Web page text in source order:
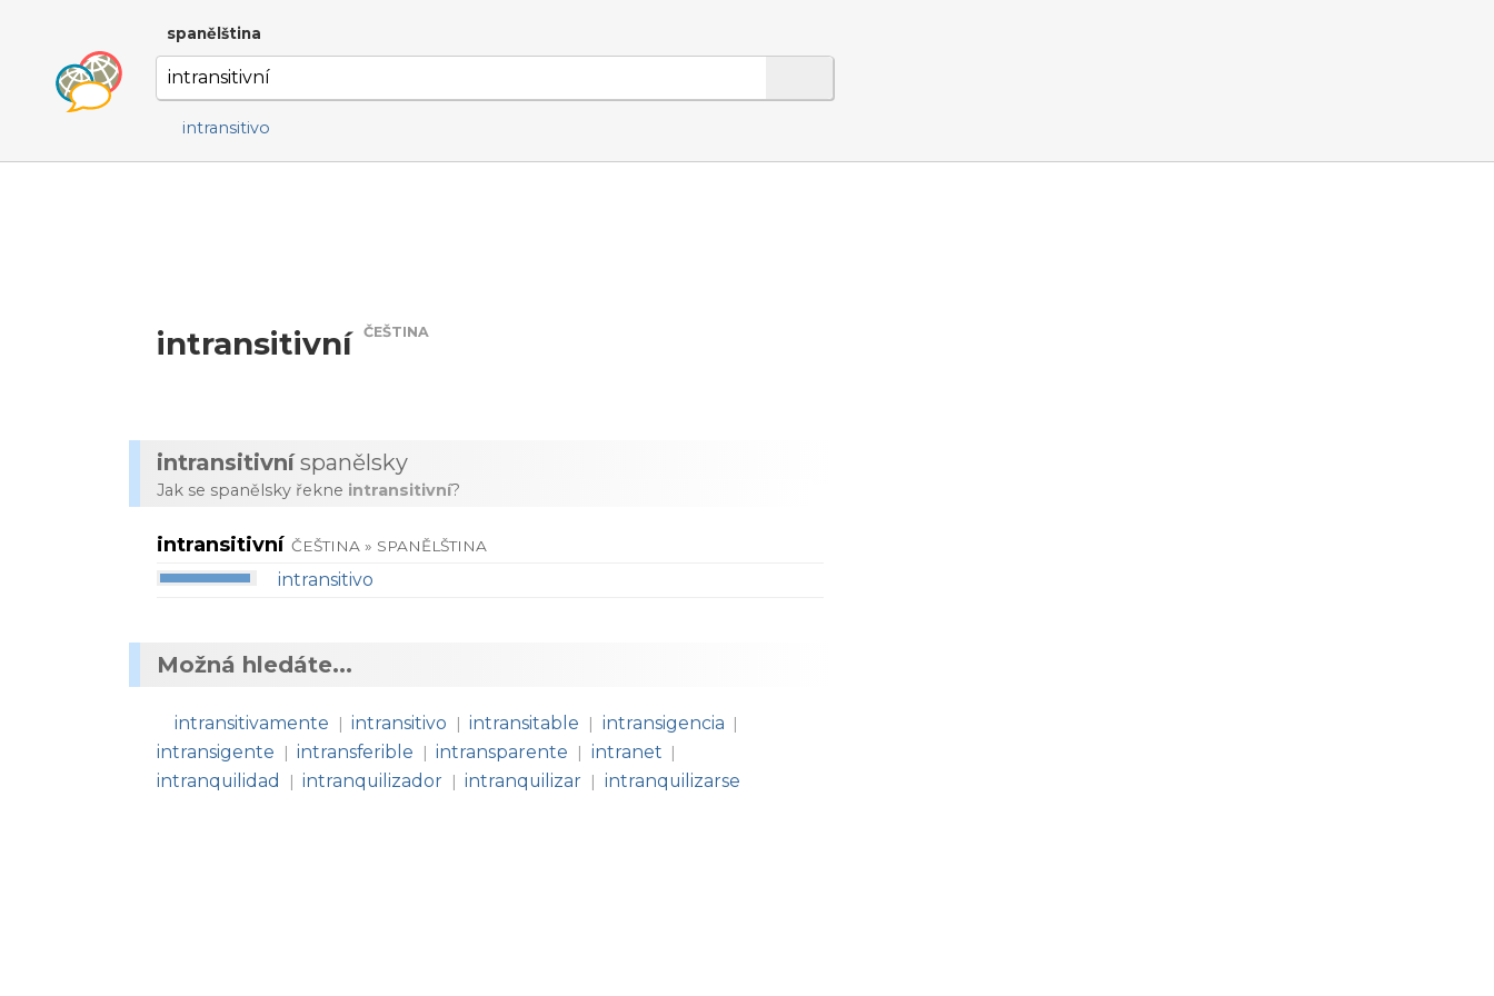
spanělština
intransitivo
intransitivní ČEŠTINA
intransitivníspanělsky
Jak se spanělsky řekne intransitivní?
intransitivní ČEŠTINA » SPANĚLŠTINA
intransitivo
Možná hledáte...
intransitivamente | intransitivo | intransitable | intransigencia |
intransigente | intransferible | intransparente | intranet |
intranquilidad | intranquilizador | intranquilizar | intranquilizarse